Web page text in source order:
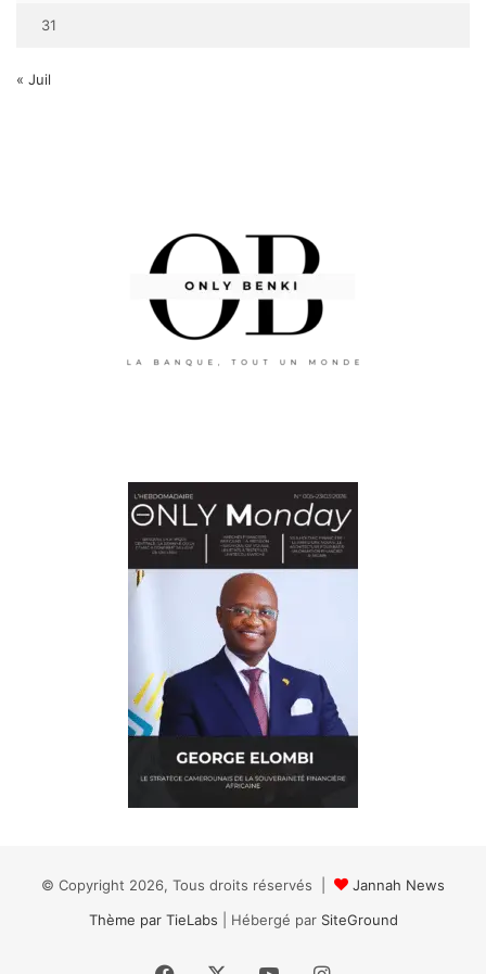
31
« Juil
© Copyright 2026, Tous droits réservés |
Jannah News
Thème par TieLabs | Hébergé par SiteGround